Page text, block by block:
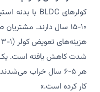
۱۰-۱۵ سال دارند.
شدت کاهش یافته است. یک
کار کرده است.»